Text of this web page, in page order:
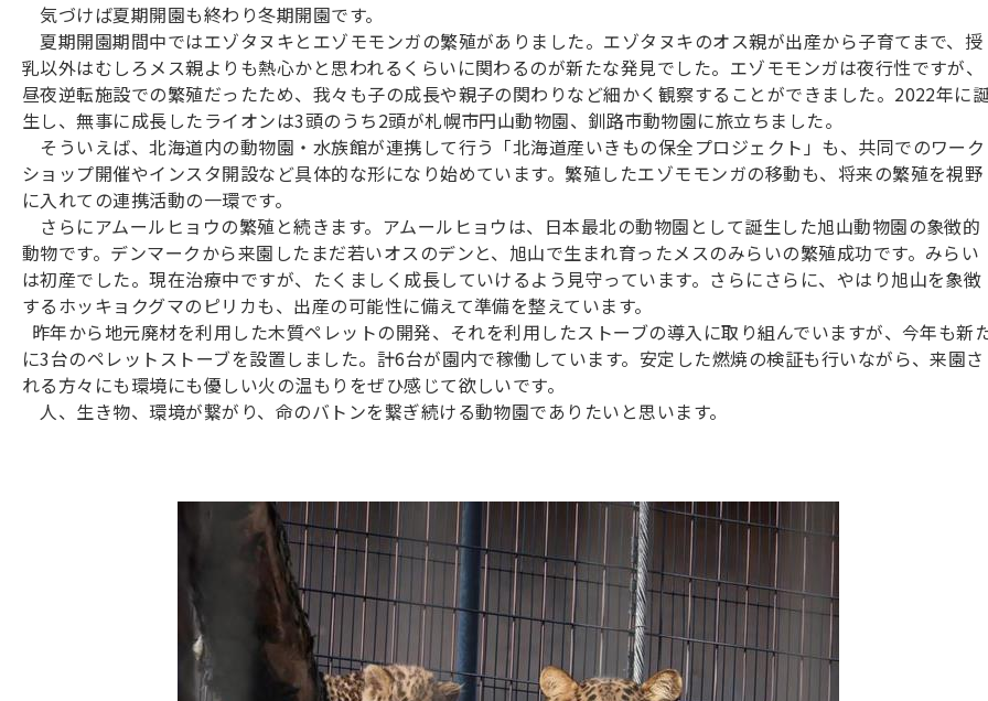
気づけば夏期開園も終わり冬期開園です。
夏期開園期間中ではエゾタヌキとエゾモモンガの繁殖がありました。エゾタヌキのオス親が出産から子育てまで、授
乳以外はむしろメス親よりも熱心かと思われるくらいに関わるのが新たな発見でした。エゾモモンガは夜行性ですが、
昼夜逆転施設での繁殖だったため、我々も子の成長や親子の関わりなど細かく観察することができました。2022年に
生し、無事に成長したライオンは3頭のうち2頭が札幌市円山動物園、釧路市動物園に旅立ちました。
そういえば、北海道内の動物園・水族館が連携して行う「北海道産いきもの保全プロジェクト」も、共同でのワーク
ショップ開催やインスタ開設など具体的な形になり始めています。繁殖したエゾモモンガの移動も、将来の繁殖を視野
に入れての連携活動の一環です。
さらにアムールヒョウの繁殖と続きます。アムールヒョウは、日本最北の動物園として誕生した旭山動物園の象徴的
動物です。デンマークから来園したまだ若いオスのデンと、旭山で生まれ育ったメスのみらいの繁殖成功です。みらい
は初産でした。現在治療中ですが、たくましく成長していけるよう見守っています。さらにさらに、やはり旭山を象徴
するホッキョクグマのピリカも、出産の可能性に備えて準備を整えています。
昨年から地元廃材を利用した木質ペレットの開発、それを利用したストーブの導入に取り組んでいますが、今年も新
に3台のペレットストーブを設置しました。計6台が園内で稼働しています。安定した燃焼の検証も行いながら、来園さ
れる方々にも環境にも優しい火の温もりをぜひ感じて欲しいです。
人、生き物、環境が繋がり、命のバトンを繋ぎ続ける動物園でありたいと思います。